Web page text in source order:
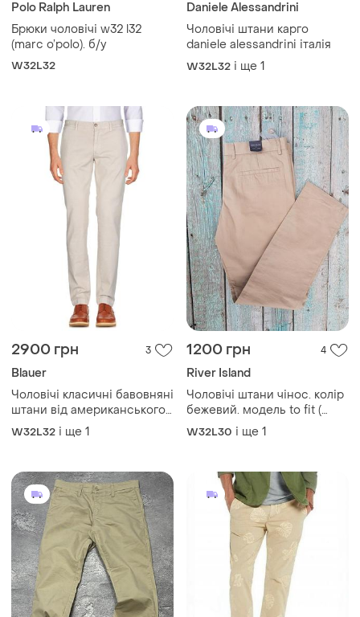
Polo Ralph Lauren
Брюки чоловічі w32 l32
(marc o’polo). б/у
W32L32
Daniele Alessandrini
Чоловічі штани карго
daniele alessandrini італія
W32L32 і ще 1
2900 грн 3
Blauer
Чоловічі класичні бавовняні
штани від американського
бренда blauer.
W32L32 і ще 1
1200 грн 4
River Island
Чоловічі штани чінос. колір
бежевий. модель to fit (
завужені ) w32 l32
W32L30 і ще 1